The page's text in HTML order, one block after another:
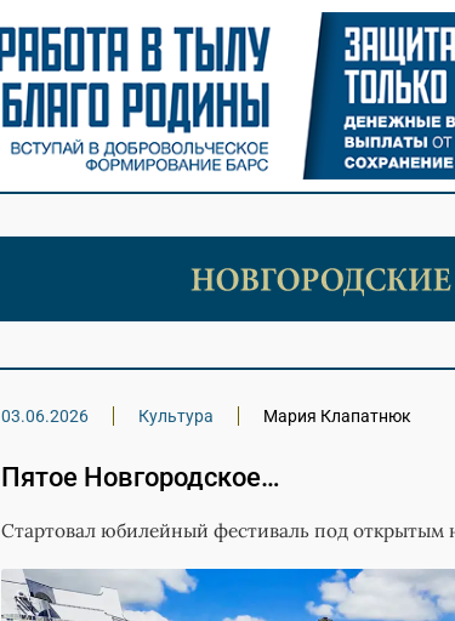
03.06.2026 Культура Мария Клапатнюк
Пятое Новгородское…
Стартовал юбилейный фестиваль под открытым